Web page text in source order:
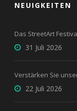
NEUIGKEITEN
Das StreetArt
31 Juli 2026
Verstärken Sie
22 Juli 2026